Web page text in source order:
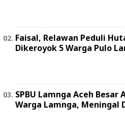
Faisal, Relawan Peduli
Dikeroyok 5 Warga Pulo
SPBU Lamnga Aceh Besar
Warga Lamnga, Meningal